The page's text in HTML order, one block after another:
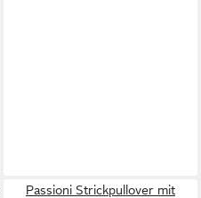
Passioni Strickpullover mit